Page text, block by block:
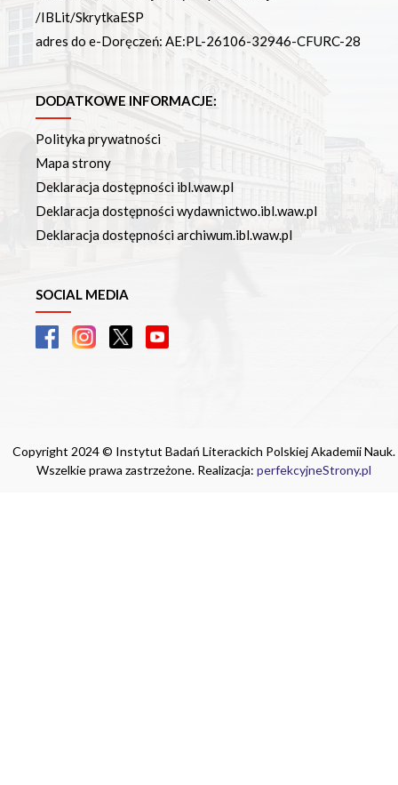
/IBLit/SkrytkaESP
adres do e-Doręczeń: AE:PL-26106-32946-CFURC-28
DODATKOWE INFORMACJE:
Polityka prywatności
Mapa strony
Deklaracja dostępności ibl.waw.pl
Deklaracja dostępności wydawnictwo.ibl.waw.pl
Deklaracja dostępności archiwum.ibl.waw.pl
SOCIAL MEDIA
Copyright 2024 © Instytut Badań Literackich Polskiej Akademii Nauk.
Wszelkie prawa zastrzeżone. Realizacja: perfekcyjneStrony.pl